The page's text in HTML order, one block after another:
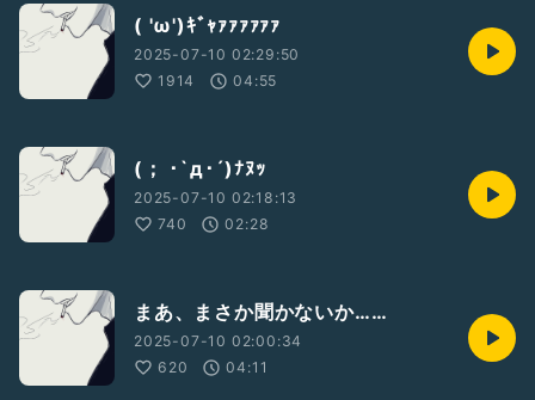
( 'ω')ｷﾞｬｧｧｧｧｧｧ
2025-07-10 02:29:50
1914
04:55
(； ･`д･´)ﾅﾇｯ
2025-07-10 02:18:13
740
02:28
まあ、まさか聞かないか……
2025-07-10 02:00:34
620
04:11